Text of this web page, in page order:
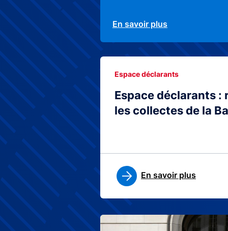
En savoir plus
Espace déclarants
les collectes de la
Espace déclarants
En savoir plus